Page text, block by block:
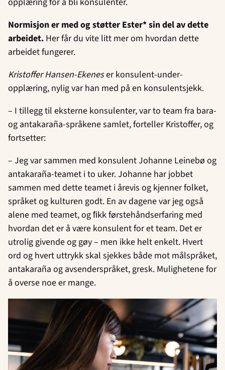
Normisjon er med og støtter Ester* sin del av dette
arbeidet. Her får du vite litt mer om hvordan dette
arbeidet fungerer.
Kristoffer Hansen-Ekeneser konsulent-under-
opplæring, nylig var han med på en konsulentsjekk.
– I tillegg til eksterne konsulenter, var to team fra bara-
og antakaraña-språkene samlet, forteller Kristoffer, og
fortsetter:
– Jeg var sammen med konsulent Johanne Leinebø og
antakaraña-teamet i to uker. Johanne har jobbet
sammen med dette teamet i årevis og kjenner folket,
språket og kulturen godt. En av dagene var jeg også
alene med teamet, og ﬁkk førstehåndserfaring med
hvordan det er å være konsulent for et team. Det er
utrolig givende og gøy – men ikke helt enkelt. Hvert
ord og hvert uttrykk skal sjekkes både mot målspråket,
antakaraña og avsenderspråket, gresk. Mulighetene for
å overse noe er mange.